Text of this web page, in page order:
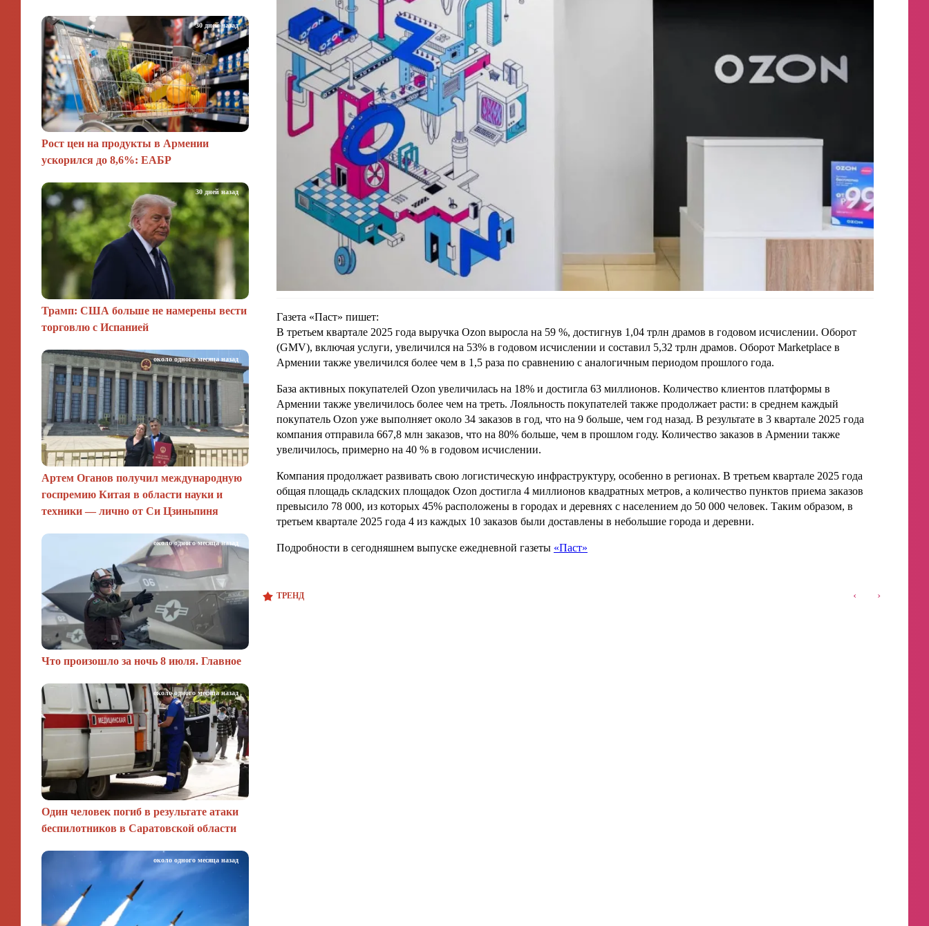
Рост цен на продукты в Армении
ускорился до 8,6%: ЕАБР
30 дней назад
Трамп: США больше не намерены вести
торговлю с Испанией
30 дней назад
Артем Оганов получил международную
госпремию Китая в области науки и
техники — лично от Си Цзиньпиня
около одного месяца назад
Что произошло за ночь 8 июля. Главное
около одного месяца назад
Один человек погиб в результате атаки
беспилотников в Саратовской области
около одного месяца назад
около одного месяца назад
Газета «Паст» пишет:
В третьем квартале 2025 года выручка Ozon выросла на 59 %, достигнув 1,04 трлн драмов в годовом исчислении. Оборот
(GMV), включая услуги, увеличился на 53% в годовом исчислении и составил 5,32 трлн драмов. Оборот Marketplace в
Армении также увеличился более чем в 1,5 раза по сравнению с аналогичным периодом прошлого года.
База активных покупателей Ozon увеличилась на 18% и достигла 63 миллионов. Количество клиентов платформы в
Армении также увеличилось более чем на треть. Лояльность покупателей также продолжает расти: в среднем каждый
покупатель Ozon уже выполняет около 34 заказов в год, что на 9 больше, чем год назад. В результате в 3 квартале 2025 года
компания отправила 667,8 млн заказов, что на 80% больше, чем в прошлом году. Количество заказов в Армении также
увеличилось, примерно на 40 % в годовом исчислении.
Компания продолжает развивать свою логистическую инфраструктуру, особенно в регионах. В третьем квартале 2025 года
общая площадь складских площадок Ozon достигла 4 миллионов квадратных метров, а количество пунктов приема заказов
превысило 78 000, из которых 45% расположены в городах и деревнях с населением до 50 000 человек. Таким образом, в
третьем квартале 2025 года 4 из каждых 10 заказов были доставлены в небольшие города и деревни.
Подробности в сегодняшнем выпуске ежедневной газеты «Паст»
ТРЕНД ‹ ›